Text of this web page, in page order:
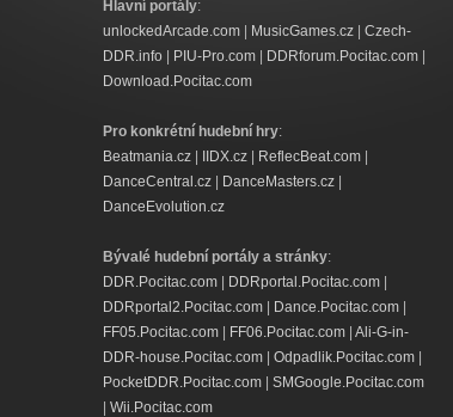
Hlavní portály:
unlockedArcade.com
MusicGames.cz
Czech-
DDR.info
PIU-Pro.com DDRforum.Pocitac.com
Download.Pocitac.com
Pro konkrétní hudební hry:
Beatmania.cz
IIDX.cz ReflecBeat.com
DanceCentral.cz
DanceMasters.cz
DanceEvolution.cz
Bývalé hudební portály a stránky:
DDR.Pocitac.com
DDRportal.Pocitac.com
DDRportal2.Pocitac.com
Dance.Pocitac.com
FF05.Pocitac.com
FF06.Pocitac.com Ali-G-in-
DDR-house.Pocitac.com
Odpadlik.Pocitac.com
PocketDDR.Pocitac.com
SMGoogle.Pocitac.com
Wii.Pocitac.com